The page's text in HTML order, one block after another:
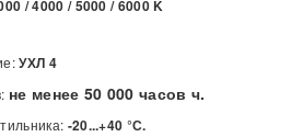
/ 4000 / 5000 / 6000K
УХЛ 4
не менее 50 000 часов ч.
-20...+40 °С.